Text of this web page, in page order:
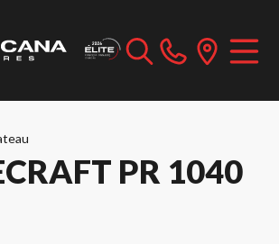
PR 1040